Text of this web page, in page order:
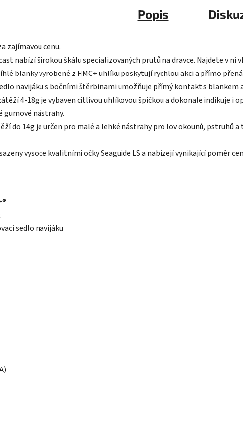
Popis
zajímavou cenu.
nabízí širokou škálu specializovaných prutů na dravce. Najdete v
blanky vyrobené z HMC+ uhlíku poskytují rychlou akci a přímo
navijáku s bočními štěrbinami umožňuje přímý kontakt s blankem
4-18g je vybaven citlivou uhlíkovou špičkou a dokonale indikuje i
gumové nástrahy.
do 14g je určen pro malé a lehké nástrahy pro lov okounů,
vysoce kvalitními očky Seaguide LS a nabízejí vynikající poměr
sedlo navijáku